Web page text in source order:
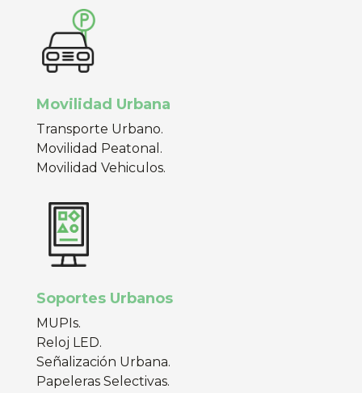
Movilidad Urbana
Transporte Urbano.
Movilidad Peatonal.
Movilidad Vehiculos.
Soportes Urbanos
MUPIs.
Reloj LED.
Señalización Urbana.
Papeleras Selectivas.